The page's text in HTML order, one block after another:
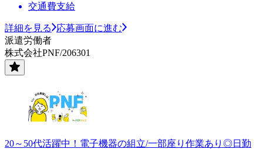
交通費支給
詳細を見る
応募画面に進む
派遣労働者
株式会社PNF/206301
20～50代活躍中！電子機器の組立/一部座り作業あり◎日勤